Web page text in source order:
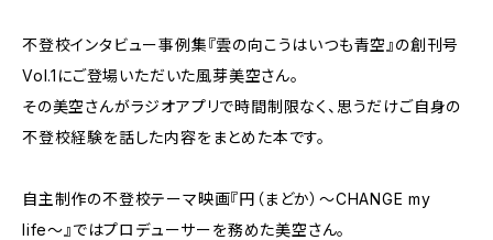
不登校インタビュー事例集『雲の向こうはいつも青空』の創刊号
Vol.1にご登場いただいた風芽美空さん。
その美空さんがラジオアプリで時間制限なく、思うだけご自身の
不登校経験を話した内容をまとめた本です。
自主制作の不登校テーマ映画『円（まどか）〜CHANGE my
life〜』ではプロデューサーを務めた美空さん。